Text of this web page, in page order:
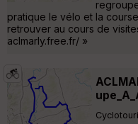
pratique le vélo et la
retrouver au cours de
aclmarly.free.fr/ »